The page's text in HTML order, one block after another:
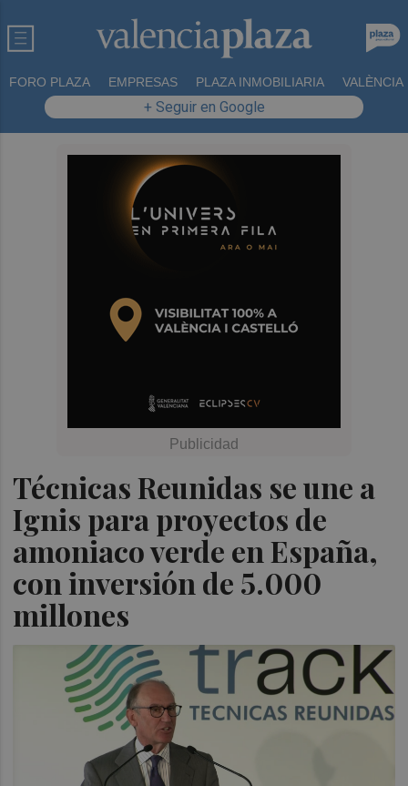
FORO PLAZA EMPRESAS PLAZA INMOBILIARIA VALÈNCIA
+ Seguir en Google
Técnicas Reunidas se une a
Ignis para proyectos de
amoniaco verde en España,
con inversión de 5.000
millones